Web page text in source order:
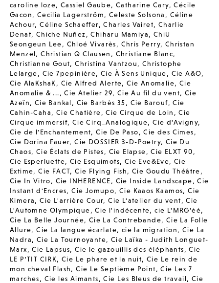
caroline loze,Cassiel Gaube,Catharine Cary,Cécile
Gacon, Cecilia Lagerström, Celeste Solsona , Céline
Achour,Céline Schaeffer,Charles Vairet, Charlie
Denat, Chiche Nuñez ,Chiharu Mamiya, ChiU
Seongeun Lee, Chloé Vivarès, Chris Perry, Christan
Menzel,Christian Q Clausen , Christiane Blanc,
Christianne Gout,Christina Vantzou, Christophe
Lelarge, Cie 7pepinière,Cie À Sens Unique, Cie A&O,
Cie AlaKshaK, Cie Alfred Alerte,Cie Anomalie, Cie
Anomalie & ...,Cie Atelier 29, Cie Au fil du vent, Cie
Azeïn, Cie Bankal, Cie Barbès 35, Cie Barouf,Cie
Cahin-Caha, Cie Chatière,Cie Cirque de Loin ,Cie
Cirque immersif, Cie Cirq_Analogique,Cie d'Avigny,
Cie de l'Enchantement,Cie De Paso,Cie des Cimes,
Cie Dorina Fauer,Cie DOSSIER 3-D-Poetry, Cie Du
Chaos, Cie Éclats de Pistes, Cie Elapse,Cie ELXT 90,
Cie Esperluette, Cie Esquimots, Cie Eve&Eve,Cie
Extime,Cie FACT,Cie Flying Fish,Cie Goudu Théâtre,
Cie In Vitro, Cie INHERENCE, Cie Inside Landscape,Cie
Instant d'Encres,Cie Jomupo,Cie Kaaos Kaamos,Cie
Kimera,Cie L'arrière Cour,Cie L'atelier du vent,Cie
L'Automne Olympique,Cie l'indécente,cie L'MRG'éé,
Cie La Belle Journée, Cie La Contrebande, Cie La Folle
Allure,Cie La langue écarlate, cie la migration,Cie La
Nadra, Cie La Tournoyante, Cie Laïka - Judith Longuet-
Marx,Cie Lapsus,Cie le gazouillis des éléphants,Cie
LE P'TIT CIRK,Cie Le phare et la nuit,Cie Le rein de
mon cheval Flash,Cie Le Septième Point,Cie Les 7
marches, Cie les Aimants,Cie Les Bleus de travail, Cie